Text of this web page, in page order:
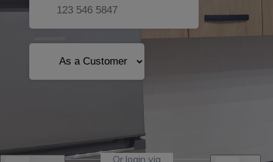
Sign Up
Or login via